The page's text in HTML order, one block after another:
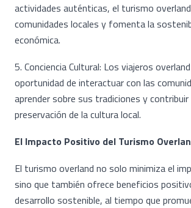
actividades auténticas, el turismo
comunidades locales y fomenta la
económica.
5. Conciencia Cultural: Los viajeros
oportunidad de interactuar con las
aprender sobre sus tradiciones y
preservación de la cultura local.
El Impacto Positivo del Turismo
El turismo overland no solo minimiza el
sino que también ofrece beneficios
desarrollo sostenible, al tiempo que